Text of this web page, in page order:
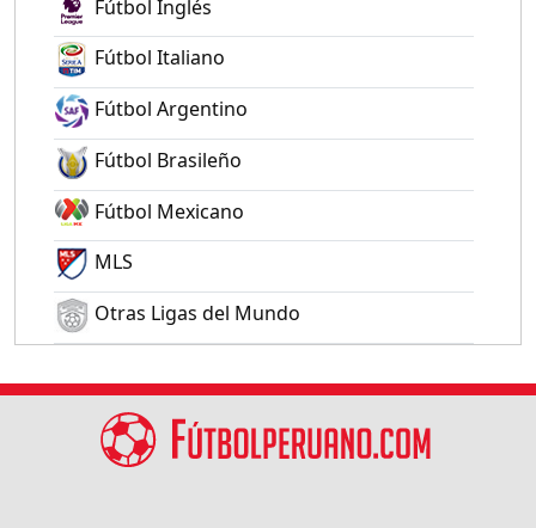
Fútbol Inglés
Fútbol Italiano
Fútbol Argentino
Fútbol Brasileño
Fútbol Mexicano
MLS
Otras Ligas del Mundo